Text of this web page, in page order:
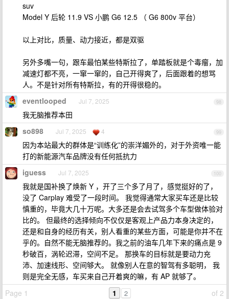
suv
Model Y 后轮 11.9 VS 小鹏 G6 12.5 （ G6 800v 平台）
以上对比，质量、动力接近，都是双驱
另外多嘴一句，跟车最怕某些特斯拉了，单踏板就是个毒瘤，加
减速灯都不亮，一窜一窜的，自己开得爽了，后面跟着的想骂
人。不是针对所有特斯拉，有的开得很稳的。
98
eventlooped Jul 7, 2025
我无脑推荐本田
99
so898 Jul 7, 2025 4
因为本站最大的群体是“训练化”的崇洋媚外的，对于外资唯一能
打的新能源汽车品牌没有任何抵抗力
100
iguess Jul 7, 2025
我就是国补换了焕新 Y ，开了三个多了月了，感觉挺好的了，
没了 Carplay 难受了一段时间。 我觉得通常大家买车还是比较
慎重的，毕竟大几十万呢。大多还是会去试驾多个车型做体验对
比的。 但最终的选择倾向不仅仅是客观上产品力本身决定的，
还是和自身的经历有关，别人看重的某些方面，可能是你并不在
乎的。自然不能无脑推荐的。我之前的油车几年下来的痛点是 9
秒破百，涡轮迟滞，空间不足。 那换车的目标就是要动力充
沛、加速线形、空间够大。 就像别人在意的智驾有多聪明， 我
则是完全无感，车买来自己开着爽的嘛，有 AP 就够了。
Page 1
of 2
1 2